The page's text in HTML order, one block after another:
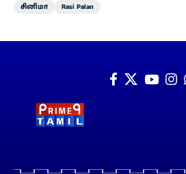
சினிமா
Rasi Palan